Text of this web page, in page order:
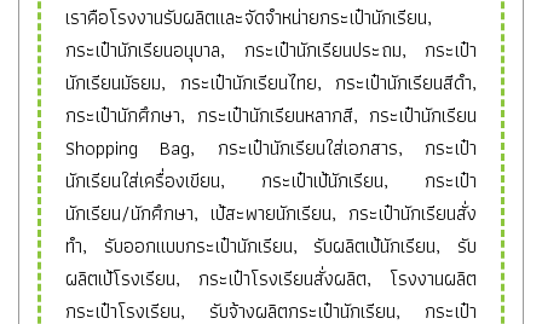
เราคือโรงงานรับผลิตและจัดจำหน่ายกระเป๋านักเรียน,
กระเป๋านักเรียนอนุบาล, กระเป๋านักเรียนประถม, กระเป๋า
นักเรียนมัธยม, กระเป๋านักเรียนไทย, กระเป๋านักเรียนสีดำ,
กระเป๋านักศึกษา, กระเป๋านักเรียนหลากสี, กระเป๋านักเรียน
Shopping Bag, กระเป๋านักเรียนใส่เอกสาร, กระเป๋า
นักเรียนใส่เครื่องเขียน, กระเป๋าเป้นักเรียน, กระเป๋า
นักเรียน/นักศึกษา, เป้สะพายนักเรียน, กระเป๋านักเรียนสั่ง
ทำ, รับออกแบบกระเป๋านักเรียน, รับผลิตเป้นักเรียน, รับ
ผลิตเป้โรงเรียน, กระเป๋าโรงเรียนสั่งผลิต, โรงงานผลิต
กระเป๋าโรงเรียน, รับจ้างผลิตกระเป๋านักเรียน, กระเป๋า